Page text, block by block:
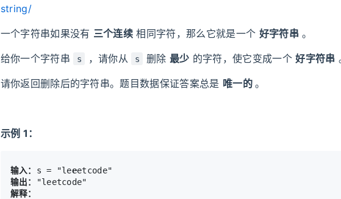
string/
一个字符串如果没有 三个连续 相同字符，那么它就是一个 好字符串 。
给你一个字符串 s ，请你从 s 删除 最少 的字符，使它变成一个好字符串
请你返回删除后的字符串。题目数据保证答案总是 唯一的。
示例 1：
输入： s = "lee
输出：
解释：